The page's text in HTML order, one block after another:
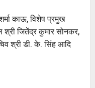
काऊ, विशेष प्रमुख
जितेंद्र कुमार सोनकर,
श्री डी. के. सिंह आदि